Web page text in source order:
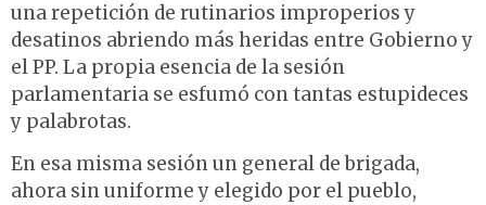
una repetición de rutinarios improperios y
desatinos abriendo más heridas entre Gobierno y
el PP. La propia esencia de la sesión
parlamentaria se esfumó con tantas estupideces
y palabrotas.
En esa misma sesión un general de brigada,
ahora sin uniforme y elegido por el pueblo,